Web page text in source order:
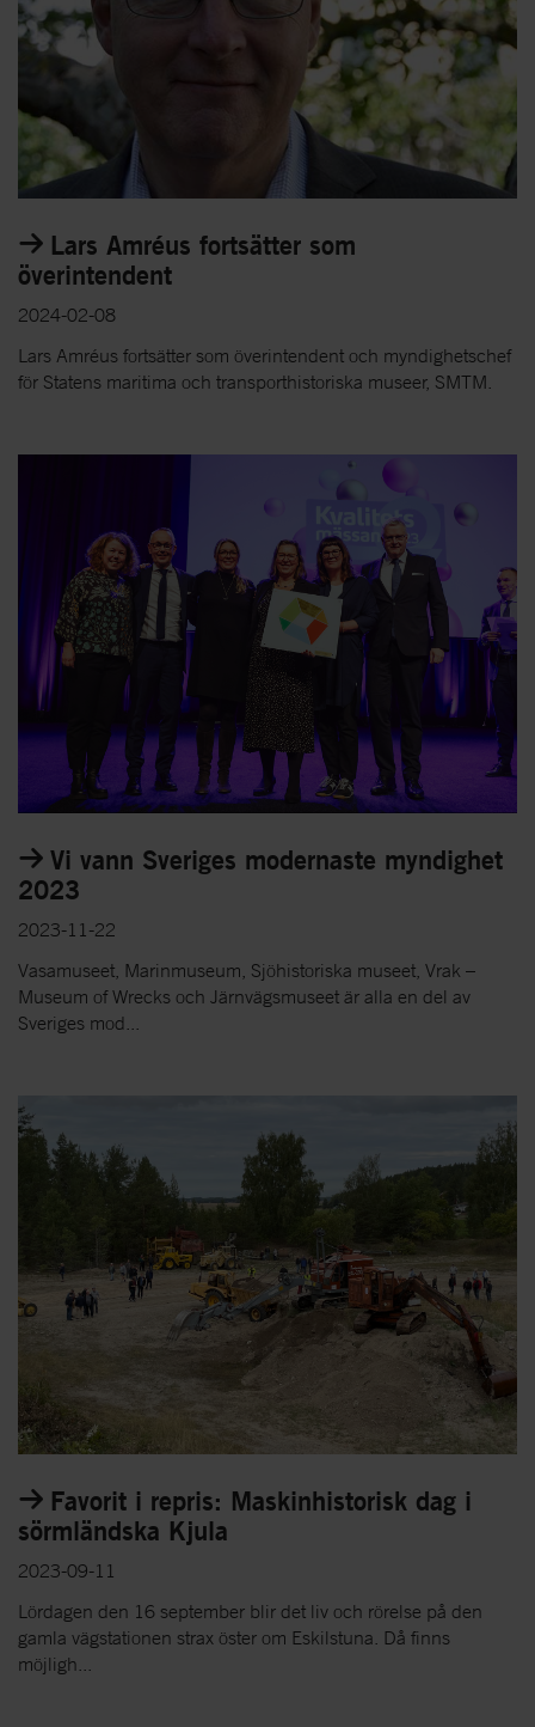
Lars Amréus fortsätter som
överintendent
2024-02-08
Lars Amréus fortsätter som överintendent och myndighetschef
för Statens maritima och transporthistoriska museer, SMTM.
Vi vann Sveriges modernaste myndighet
2023
2023-11-22
Vasamuseet, Marinmuseum, Sjöhistoriska museet, Vrak –
Museum of Wrecks och Järnvägsmuseet är alla en del av
Sveriges mod...
Favorit i repris: Maskinhistorisk dag i
sörmländska Kjula
2023-09-11
Lördagen den 16 september blir det liv och rörelse på den
gamla vägstationen strax öster om Eskilstuna. Då finns
möjligh...